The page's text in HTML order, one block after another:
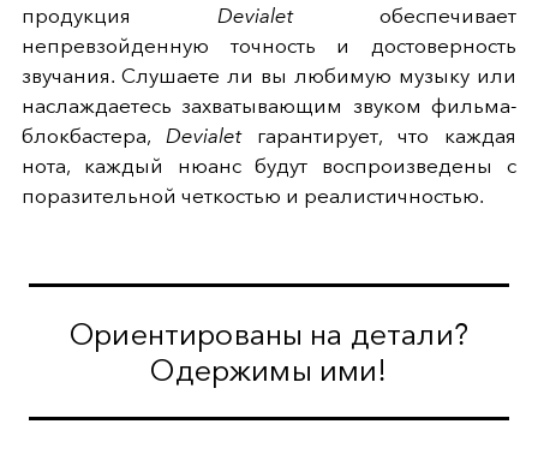
продукция Devialetобеспечивает
непревзойденную точность и достоверность
звучания. Слушаете ли вы любимую музыку или
наслаждаетесь захватывающим звуком фильма-
блокбастера, Devialetгарантирует, что каждая
нота, каждый нюанс будут воспроизведены с
поразительной четкостью и реалистичностью.
Ориентированы на детали?
Одержимы ими!